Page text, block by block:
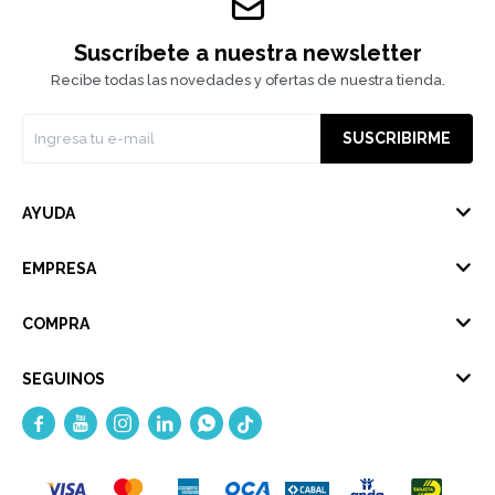
Suscríbete a nuestra newsletter
Recibe todas las novedades y ofertas de nuestra tienda.
SUSCRIBIRME
AYUDA
EMPRESA
COMPRA
SEGUINOS
    